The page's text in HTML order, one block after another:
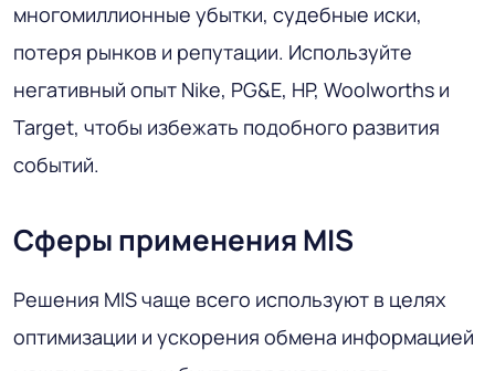
многомиллионные убытки, судебные иски,
потеря рынков и репутации. Используйте
негативный опыт Nike, PG&E, HP, Woolworths и
Target, чтобы избежать подобного развития
событий.
Сферы применения MIS
Решения MIS чаще всего используют в целях
оптимизации и ускорения обмена информацией